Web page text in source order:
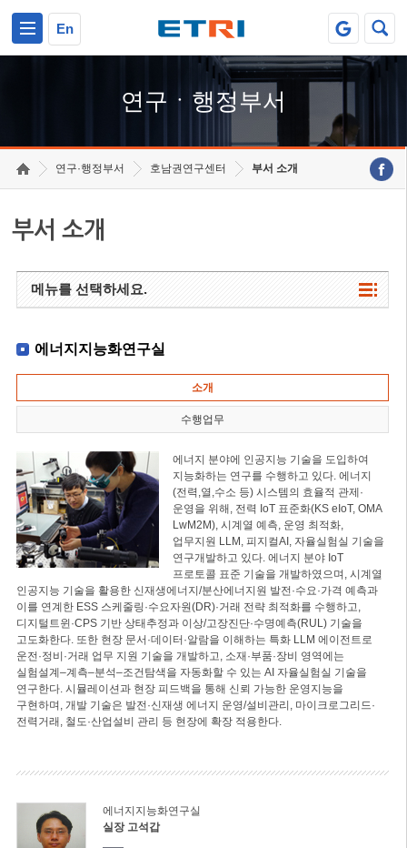
En
연구ㆍ행정부서
연구·행정부서 호남권연구센터 부서 소개
부서 소개
메뉴를 선택하세요.
에너지지능화연구실
소개
수행업무
에너지 분야에 인공지능 기술을 도입하여
지능화하는 연구를 수행하고 있다. 에너지
(전력,열,수소 등) 시스템의 효율적 관제·
운영을 위해, 전력 IoT 표준화(KS eIoT, OMA
LwM2M), 시계열 예측, 운영 최적화,
업무지원 LLM, 피지컬AI, 자율실험실 기술을
연구개발하고 있다. 에너지 분야 IoT
프로토콜 표준 기술을 개발하였으며, 시계열
인공지능 기술을 활용한 신재생에너지/분산에너지원 발전·수요·가격 예측과
이를 연계한 ESS 스케줄링·수요자원(DR)·거래 전략 최적화를 수행하고,
디지털트윈·CPS 기반 상태추정과 이상/고장진단·수명예측(RUL) 기술을
고도화한다. 또한 현장 문서·데이터·알람을 이해하는 특화 LLM 에이전트로
운전·정비·거래 업무 지원 기술을 개발하고, 소재·부품·장비 영역에는
실험설계–계측–분석–조건탐색을 자동화할 수 있는 AI 자율실험실 기술을
연구한다. 시뮬레이션과 현장 피드백을 통해 신뢰 가능한 운영지능을
구현하며, 개발 기술은 발전·신재생 에너지 운영/설비관리, 마이크로그리드·
전력거래, 철도·산업설비 관리 등 현장에 확장 적용한다.
에너지지능화연구실
실장 고석갑